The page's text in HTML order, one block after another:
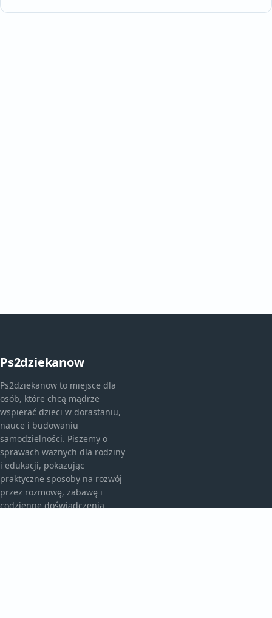
Ps2dziekanow
Ps2dziekanow to miejsce dla
osób, które chcą mądrze
wspierać dzieci w dorastaniu,
nauce i budowaniu
samodzielności. Piszemy o
sprawach ważnych dla rodziny
i edukacji, pokazując
praktyczne sposoby na rozwój
przez rozmowę, zabawę i
codzienne doświadczenia.